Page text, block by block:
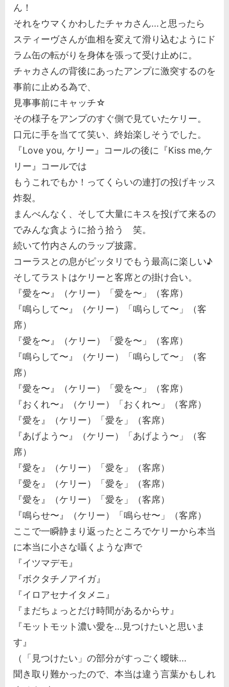
ん！
それをウマくかわしたチャカさん...と思ったら
スティーヴさんが血相を変えて滑り込むようにド
ラム缶の転がりを身体を張って受け止めに。
チャカさんの背後にあったアンプに激突するのを
事前に止める為で、
見事事前にキャッチ☆
その様子をアンプのすぐ側で見ていたケリー。
口元に手を当てて笑い、終始楽しそうでした。
『Love you, ケリー』コールの後に『Kiss me,ケ
リー』コールでは
もうこれでもか！ってくらいの連打の投げキッス
炸裂。
まんべんなく、そして大量にキスを投げて来るの
でみんな貪ように拾う拾う 笑。
続いて竹内さんのラップ披露。
コーラスとの息がピッタリでもう最高に楽しい♪
そしてラストはケリーと客席との掛け合い。
『愛を〜』（ケリー）「愛を〜」（客席）
『鳴らして〜』（ケリー）「鳴らして〜」（客
席）
『愛を〜』（ケリー）「愛を〜」（客席）
『鳴らして〜』（ケリー）「鳴らして〜」（客
席）
『愛を〜』（ケリー）「愛を〜」（客席）
『おくれ〜』（ケリー）「おくれ〜」（客席）
『愛を』（ケリー）「愛を」（客席）
『あげよう〜』（ケリー）「あげよう〜」（客
席）
『愛を』（ケリー）「愛を」（客席）
『愛を』（ケリー）「愛を」（客席）
『愛を』（ケリー）「愛を」（客席）
『鳴らせ〜』（ケリー）「鳴らせ〜」（客席）
ここで一瞬静まり返ったところでケリーから本当
に本当に小さな囁くような声で
『イツマデモ』
『ボクタチノアイガ』
『イロアセナイタメニ』
『まだちょっとだけ時間があるからサ』
『モットモット濃い愛を...見つけたいと思いま
す』
（「見つけたい」の部分がすっごく曖昧...
聞き取り難かったので、本当は違う言葉かもしれ